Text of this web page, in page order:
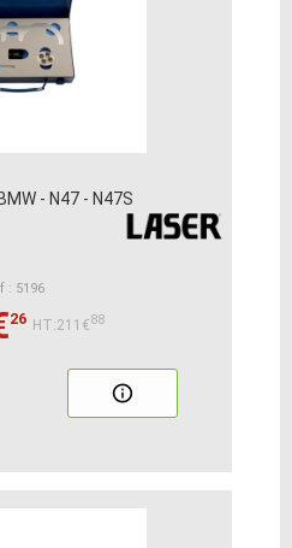
- N47 - N47S
: 5196
26 HT:211€88